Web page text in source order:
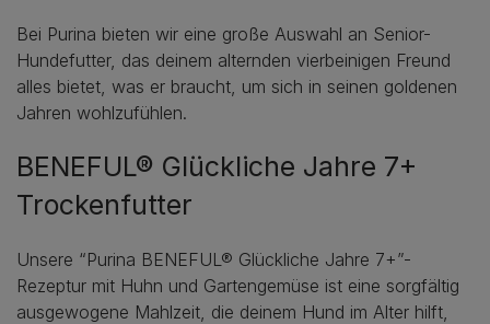
Bei Purina bieten wir eine große Auswahl an Senior-
Hundefutter, das deinem alternden vierbeinigen Freund
alles bietet, was er braucht, um sich in seinen goldenen
Jahren wohlzufühlen.
BENEFUL® Glückliche Jahre 7+
Trockenfutter
Unsere “Purina BENEFUL® Glückliche Jahre 7+”-
Rezeptur mit Huhn und Gartengemüse ist eine sorgfältig
ausgewogene Mahlzeit, die deinem Hund im Alter hilft,